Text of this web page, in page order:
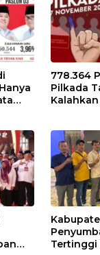
778.364
Pilkada
Kalahkan
Tertinggi